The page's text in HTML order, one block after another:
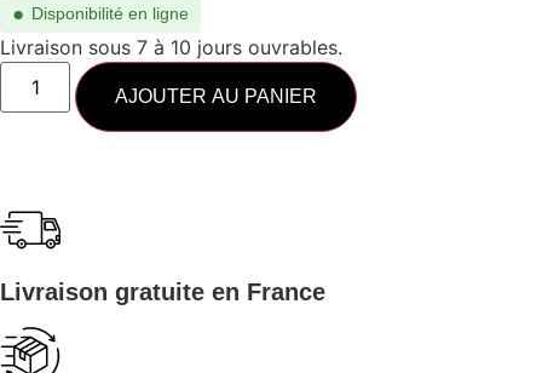
● Disponibilité en ligne
Livraison sous 7 à 10 jours ouvrables.
AJOUTER AU PANIER
Livraison gratuite en France